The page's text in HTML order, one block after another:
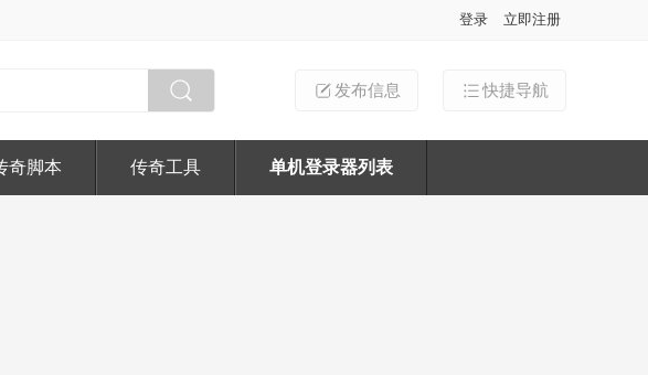
登录 立即注册
快捷导航
发布信息
奇脚本 传奇工具 单机登录器列表